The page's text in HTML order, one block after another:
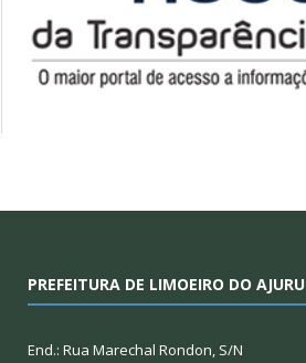
PREFEITURA DE LIMOEIRO DO AJURU
End.: Rua Marechal Rondon, S/N